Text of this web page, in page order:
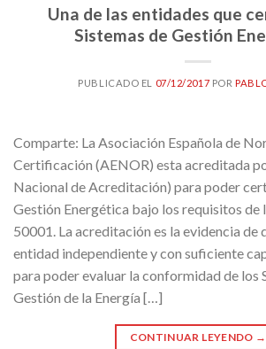
Una de las entidades que
Sistemas de Gestión
PUBLICADO EL 07/12/2017 POR
Comparte: La Asociación Española de
Certificación (AENOR) esta acreditada
Nacional de Acreditación) para poder
Gestión Energética bajo los requisitos de
50001. La acreditación es la evidencia de
entidad independiente y con suficiente
para poder evaluar la conformidad de los
Gestión de la Energía […]
CONTINUAR LEYENDO →